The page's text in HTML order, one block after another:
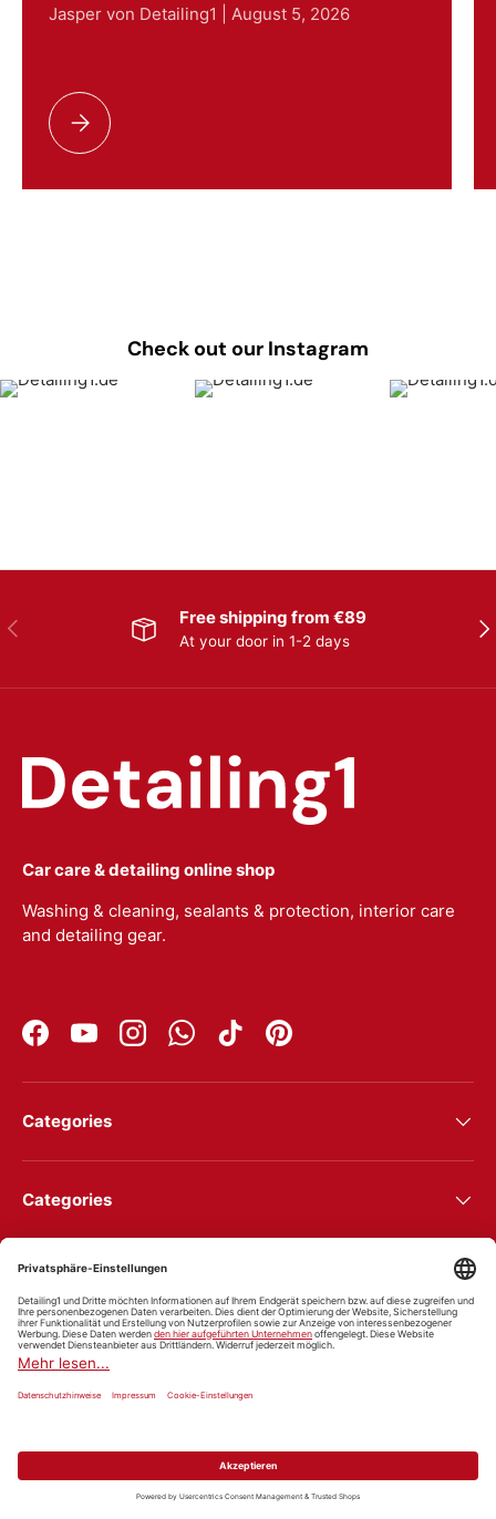
Jasper von Detailing1 | August 5, 2026
Setting up a foam lance: nozzle, dosing and dwell time
Check out our Instagram
Previous Free shipping from €89
At your door in 1-2 days
Car care & detailing online shop
Washing & cleaning, sealants & protection, interior care
and detailing gear.
FacebookYouTubeInstagramWhatsAppTikTokPinterest
Categories
Categories
Newsletter
Shipping & payment methods
Country/Region
United States